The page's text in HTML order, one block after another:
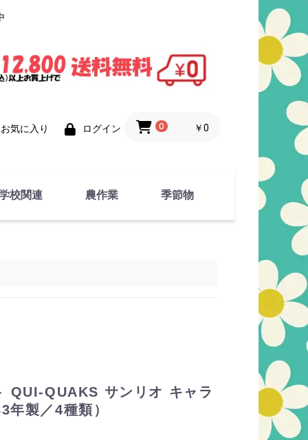
お気に入り ログイン 0 ￥0
校関連 農作業 季節物
QUI-QUAKS サンリオ キャラ
年製／4種類）